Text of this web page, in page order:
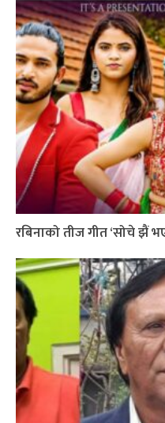
रबिनाको तीज गीत ‘सोचे झैं